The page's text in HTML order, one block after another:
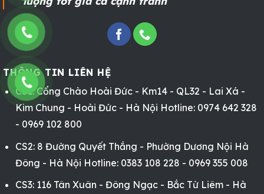
THÔNG TIN LIÊN HỆ
CS1: Cổng Chào Hoài Đức - Km14 - QL32 - Lai Xá -
Kim Chung - Hoài Đức - Hà Nội Hotline: 0974 642 328
- 0969 102 800
CS2: 8 Đường Quyết Thắng - Phường Dương Nội Hà
Đông - Hà Nội Hotline: 0383 108 228 - 0969 355 008
CS3: 116 Tân Xuân - Đông Ngạc - Bắc Từ Liêm - Hà